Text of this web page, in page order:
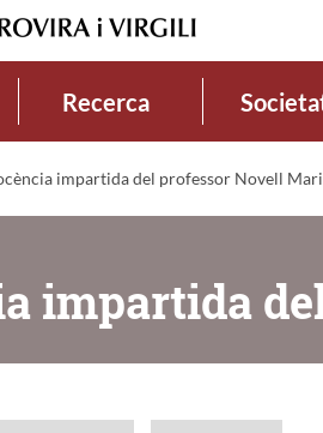
Recerca
impartida del professor Novell
impartida